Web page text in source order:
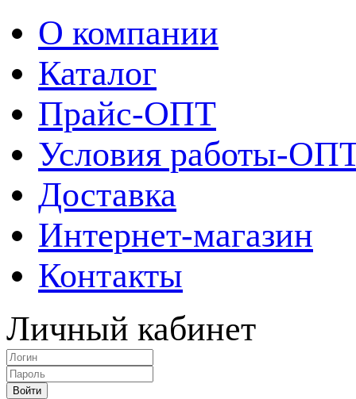
О компании
Каталог
Прайс-ОПТ
Условия работы-
Доставка
Интернет-магазин
Контакты
Личный кабинет